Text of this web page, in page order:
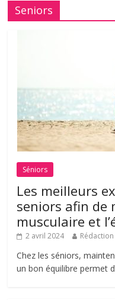
Seniors
Séniors
Les meilleurs
seniors afin de
musculaire et
2 avril 2024 Rédaction
Chez les séniors,
un bon équilibre permet